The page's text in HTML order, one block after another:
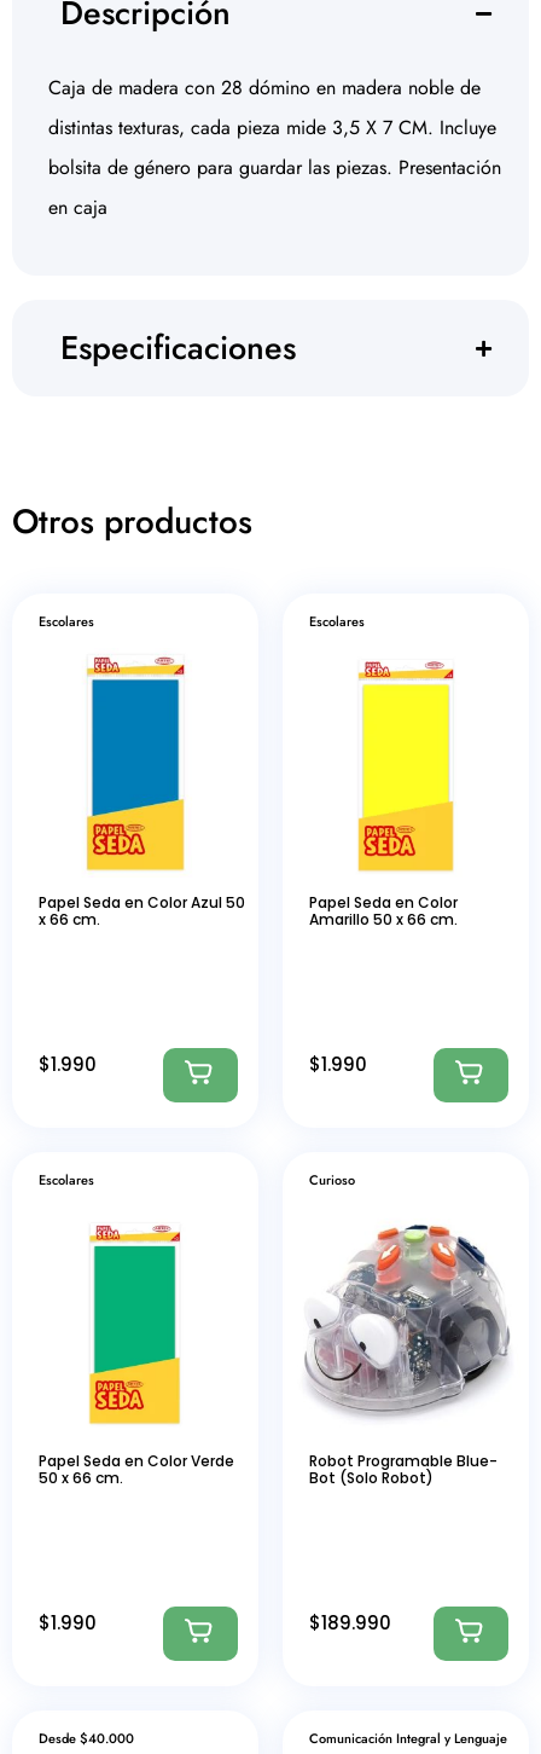
Descripción
Caja de madera con 28 dómino en madera noble de
distintas texturas, cada pieza mide 3,5 X 7 CM. Incluye
bolsita de género para guardar las piezas. Presentación
en caja
Especificaciones
Otros productos
Escolares
Papel Seda en Color Azul 50
x 66 cm.
$1.990
Escolares
Papel Seda en Color
Amarillo 50 x 66 cm.
$1.990
Escolares
Papel Seda en Color Verde
50 x 66 cm.
$1.990
Curioso
Robot Programable Blue-
Bot (Solo Robot)
$189.990
Desde $40.000 Comunicación Integral y Lenguaje